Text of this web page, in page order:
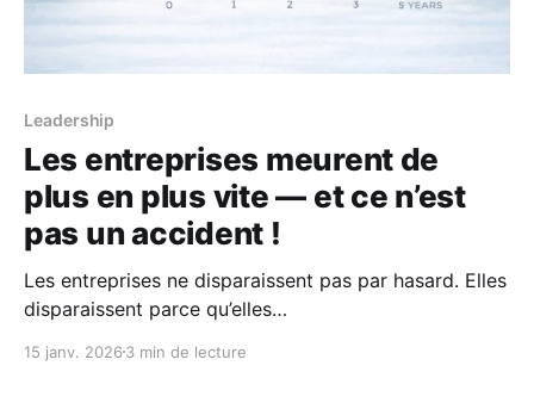
Leadership
Les entreprises meurent de
plus en plus vite — et ce n’est
pas un accident !
Les entreprises ne disparaissent pas par hasard. Elles
disparaissent parce qu’elles
rythme du monde. Les chiffres sont bien connus,
15 janv. 2026 3 min de lecture